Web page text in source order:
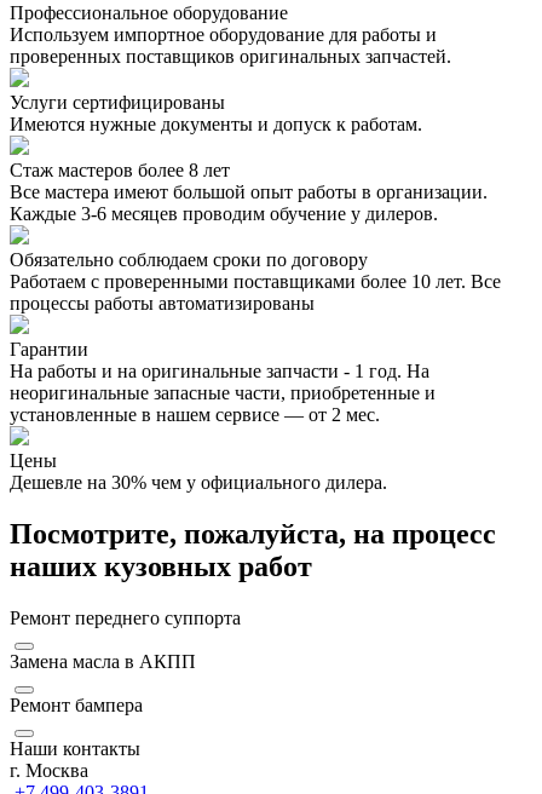
Профессиональное оборудование
Используем импортное оборудование для работы и
проверенных поставщиков оригинальных запчастей.
Услуги сертифицированы
Имеются нужные документы и допуск к работам.
Стаж мастеров более 8 лет
Все мастера имеют большой опыт работы в организации.
Каждые 3-6 месяцев проводим обучение у дилеров.
Обязательно соблюдаем сроки по договору
Работаем с проверенными поставщиками более 10 лет. Все
процессы работы автоматизированы
Гарантии
На работы и на оригинальные запчасти - 1 год. На
неоригинальные запасные части, приобретенные и
установленные в нашем сервисе — от 2 мес.
Цены
Дешевле на 30% чем у официального дилера.
Посмотрите, пожалуйста, на процесс
наших кузовных работ
Ремонт переднего суппорта
Замена масла в АКПП
Ремонт бампера
Наши контакты
г. Москва